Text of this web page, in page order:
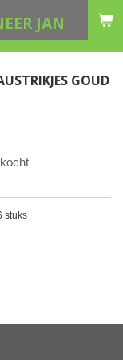
JAN
GOUD
stuks